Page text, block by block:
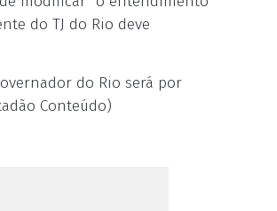
do TJ do Rio deve
do Rio será por
Conteúdo)